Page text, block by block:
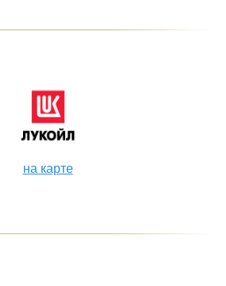
на карте